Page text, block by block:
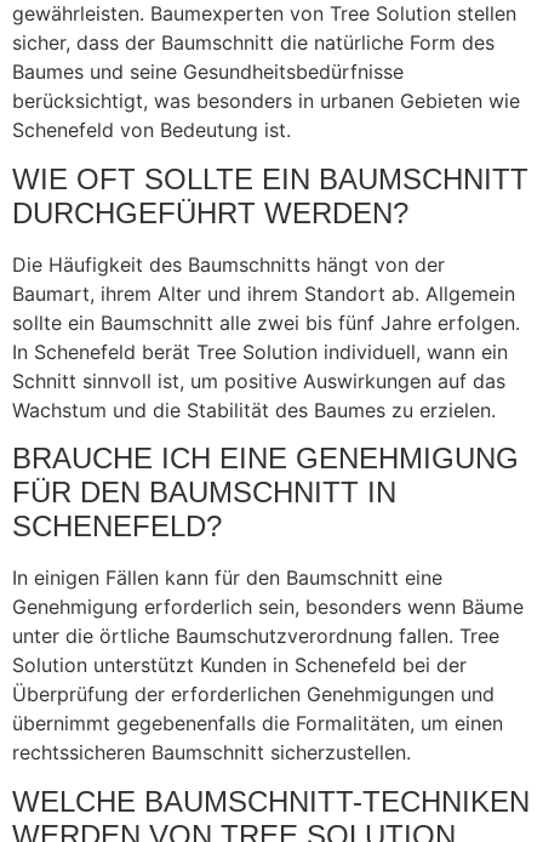
gewährleisten. Baumexperten von Tree Solution stellen
sicher, dass der Baumschnitt die natürliche Form des
Baumes und seine Gesundheitsbedürfnisse
berücksichtigt, was besonders in urbanen Gebieten wie
Schenefeld von Bedeutung ist.
WIE OFT SOLLTE EIN BAUMSCHNITT
DURCHGEFÜHRT WERDEN?
Die Häufigkeit des Baumschnitts hängt von der
Baumart, ihrem Alter und ihrem Standort ab. Allgemein
sollte ein Baumschnitt alle zwei bis fünf Jahre erfolgen.
In Schenefeld berät Tree Solution individuell, wann ein
Schnitt sinnvoll ist, um positive Auswirkungen auf das
Wachstum und die Stabilität des Baumes zu erzielen.
BRAUCHE ICH EINE GENEHMIGUNG
FÜR DEN BAUMSCHNITT IN
SCHENEFELD?
In einigen Fällen kann für den Baumschnitt eine
Genehmigung erforderlich sein, besonders wenn Bäume
unter die örtliche Baumschutzverordnung fallen. Tree
Solution unterstützt Kunden in Schenefeld bei der
Überprüfung der erforderlichen Genehmigungen und
übernimmt gegebenenfalls die Formalitäten, um einen
rechtssicheren Baumschnitt sicherzustellen.
WELCHE BAUMSCHNITT-TECHNIKEN
WERDEN VON TREE SOLUTION